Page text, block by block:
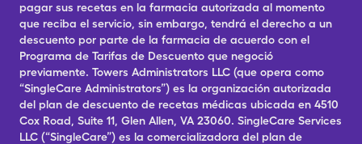
pagar sus recetas en la farmacia autorizada al momento
que reciba el servicio, sin embargo, tendrá el derecho a un
descuento por parte de la farmacia de acuerdo con el
Programa de Tarifas de Descuento que negoció
previamente. Towers Administrators LLC (que opera como
“SingleCare Administrators”) es la organización autorizada
del plan de descuento de recetas médicas ubicada en 4510
Cox Road, Suite 11, Glen Allen, VA 23060. SingleCare Services
LLC (“SingleCare”) es la comercializadora del plan de